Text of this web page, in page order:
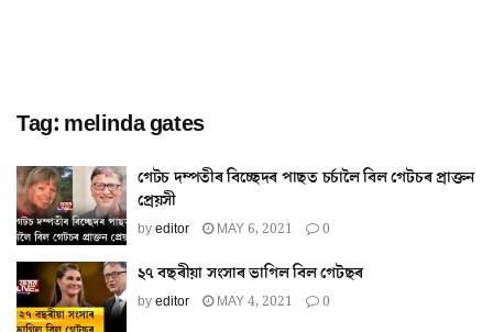
Tag: melinda gates
গেটচ দম্পতীৰ বিচ্ছেদৰ পাছত চৰ্চালৈ বিল গেটচৰ প্ৰাক্তন
প্ৰেয়সী
byeditor MAY 6, 2021 0
২৭ বছৰীয়া সংসাৰ ভাগিল বিল গেটছৰ
byeditor MAY 4, 2021 0